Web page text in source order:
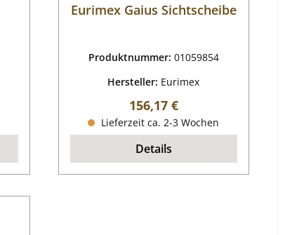
Eurimex Gaius Sichtscheibe
Produktnummer: 01059854
Hersteller: Eurimex
Regulärer Preis:
156,17 €
Lieferzeit ca. 2-3 Wochen
Details